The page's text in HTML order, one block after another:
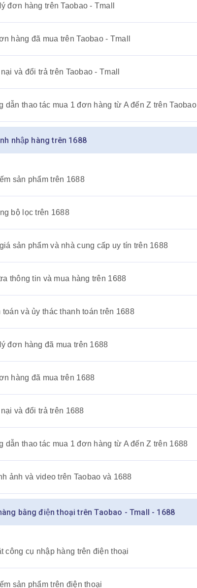
đơn hàng trên Taobao - Tmall
hàng đã mua trên Taobao - Tmall
và đổi trả trên Taobao - Tmall
dẫn thao tác mua 1 đơn hàng từ A đến Z trên Taobao
nhập hàng trên 1688
sản phẩm trên 1688
bộ lọc trên 1688
sản phẩm và nhà cung cấp uy tín trên 1688
thông tin và mua hàng trên 1688
toán và ủy thác thanh toán trên 1688
đơn hàng đã mua trên 1688
hàng đã mua trên 1688
và đổi trả trên 1688
dẫn thao tác mua 1 đơn hàng từ A đến Z trên 1688
ảnh và video trên Taobao và 1688
bằng điện thoại trên Taobao - Tmall - 1688
công cụ nhập hàng trên điện thoại
sản phẩm trên điện thoại